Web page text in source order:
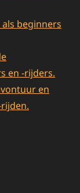
beginners
en -rijders.
en